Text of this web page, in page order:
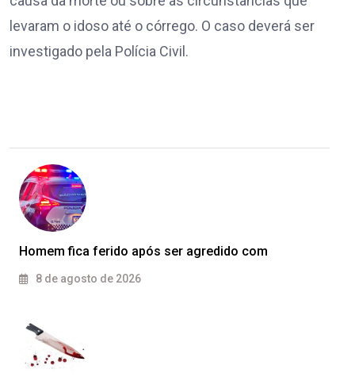
levaram o idoso até o córrego. O caso deverá ser
investigado pela Polícia Civil.
Homem fica ferido após ser agredido com
8 de agosto de 2026